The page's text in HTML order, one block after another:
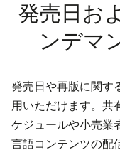
発売日お
ンデマ
発売日や再版に関す
用いただけます。共
ケジュールや小売業
言語コンテンツの配